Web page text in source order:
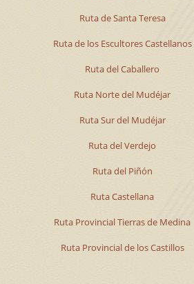
Ruta de Santa Teresa
Ruta de los Escultores Castellanos
Ruta del Caballero
Ruta Norte del Mudéjar
Ruta Sur del Mudéjar
Ruta del Verdejo
Ruta del Piñón
Ruta Castellana
Ruta Provincial Tierras de Medina
Ruta Provincial de los Castillos